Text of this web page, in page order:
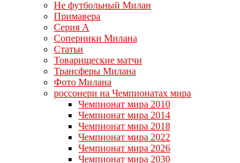
Не футбольный Милан
Примавера
Серия А
Соперники Милана
Статьи
Товарищеские матчи
Трансферы Милана
Фото Милана
россонери на Чемпионатах мира
Чемпионат мира 2010
Чемпионат мира 2014
Чемпионат мира 2018
Чемпионат мира 2022
Чемпионат мира 2026
Чемпионат мира 2030